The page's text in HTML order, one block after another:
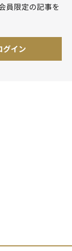
員限定の記事を
グイン